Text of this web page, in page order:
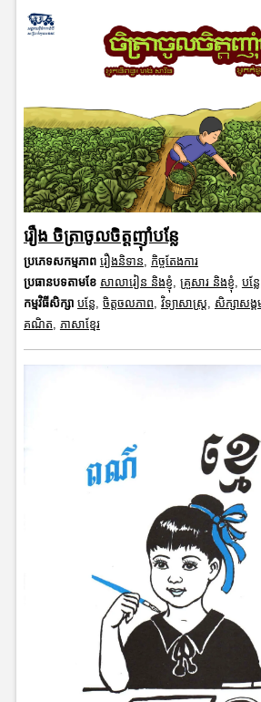
រឿង ចិត្រាចូលចិត្តញុាំបន្លែ
ប្រភេទសកម្មភាព រឿងនិទាន, កិច្ចតែងការ
ប្រធានបទតាមខែ សាលារៀន និងខ្ញុំ, គ្រួសារ និងខ្ញុំ, បន្លែ
កម្មវិធីសិក្សា បន្លែ, ចិត្តចលភាព, វិទ្យាសាស្រ្ត, សិក្សាសង្គ
គណិត, ភាសាខ្មែរ